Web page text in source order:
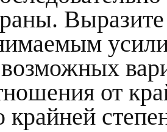
от
крайней